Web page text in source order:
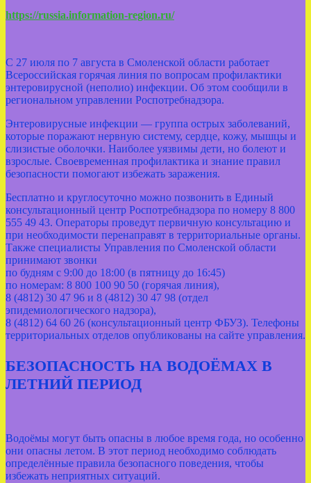
https://russia.information-region.ru/
С 27 июля по 7 августа в Смоленской области работает
Всероссийская горячая линия по вопросам профилактики
энтеровирусной (неполио) инфекции. Об этом сообщили в
региональном управлении Роспотребнадзора.
Энтеровирусные инфекции — группа острых заболеваний,
которые поражают нервную систему, сердце, кожу, мышцы и
слизистые оболочки. Наиболее уязвимы дети, но болеют и
взрослые. Своевременная профилактика и знание правил
безопасности помогают избежать заражения.
Бесплатно и круглосуточно можно позвонить в Единый
консультационный центр Роспотребнадзора по номеру 8 800
555 49 43. Операторы проведут первичную консультацию и
при необходимости перенаправят в территориальные органы.
Также специалисты Управления по Смоленской области
принимают звонки
по будням с 9:00 до 18:00 (в пятницу до 16:45)
по номерам: 8 800 100 90 50 (горячая линия),
8 (4812) 30 47 96 и 8 (4812) 30 47 98 (отдел
эпидемиологического надзора),
8 (4812) 64 60 26 (консультационный центр ФБУЗ). Телефоны
территориальных отделов опубликованы на сайте управления.
БЕЗОПАСНОСТЬ НА ВОДОЁМАХ В
ЛЕТНИЙ ПЕРИОД
Водоёмы могут быть опасны в любое время года, но особенно
они опасны летом. В этот период необходимо соблюдать
определённые правила безопасного поведения, чтобы
избежать неприятных ситуаций.